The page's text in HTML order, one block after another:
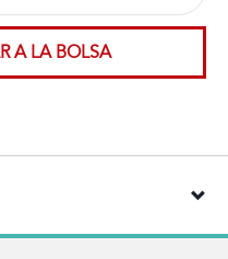
A LA BOLSA